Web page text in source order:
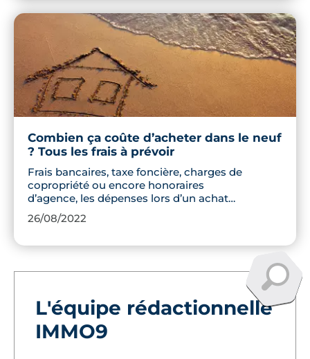
Combien ça coûte d’acheter dans le neuf
? Tous les frais à prévoir
Frais bancaires, taxe foncière, charges de
copropriété ou encore honoraires
d’agence, les dépenses lors d’un achat
immobilier sont multiples. Découvrez les
principaux postes de dépense pour
26/08/2022
L'équipe rédactionnelle
IMMO9